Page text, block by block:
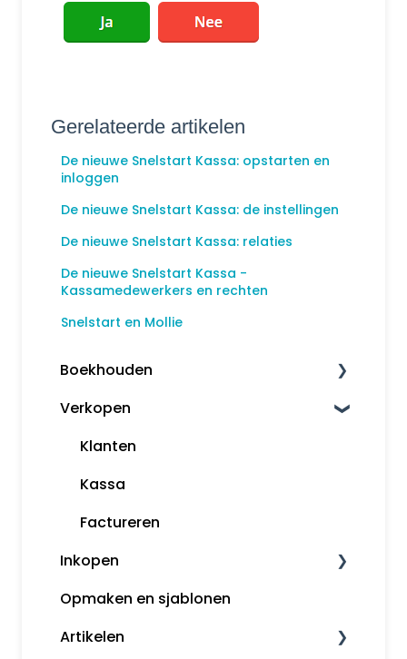
Gerelateerde artikelen
De nieuwe Snelstart Kassa: opstarten en
inloggen
De nieuwe Snelstart Kassa: de instellingen
De nieuwe Snelstart Kassa: relaties
De nieuwe Snelstart Kassa -
Kassamedewerkers en rechten
Snelstart en Mollie
Boekhouden
Boekhouden
Aangifte
Voorbeeldboekingen
Grootboekrekeningen
Boekjaar afsluiten
Margeregeling
Overzichten
Verkopen
Klanten
Kassa
Factureren
Inkopen
Leveranciers
InControle (inkopen en backorder)
Opmaken en sjablonen
Artikelen